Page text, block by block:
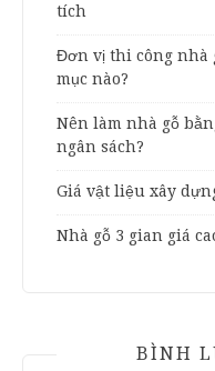
tích
Đơn vị thi công nhà
mục nào?
Nên làm nhà gỗ
ngân sách?
Giá vật liệu xây
Nhà gỗ 3 gian giá
BÌNH